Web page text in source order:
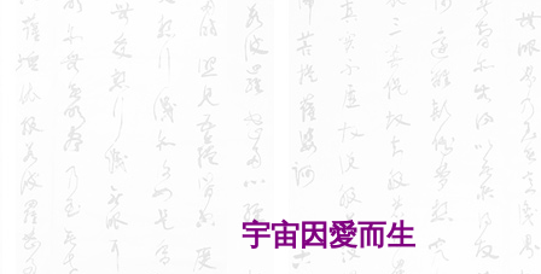
宇宙因愛而生